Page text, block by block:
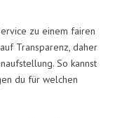
zu einem fairen
Transparenz, daher
So kannst
du für welchen